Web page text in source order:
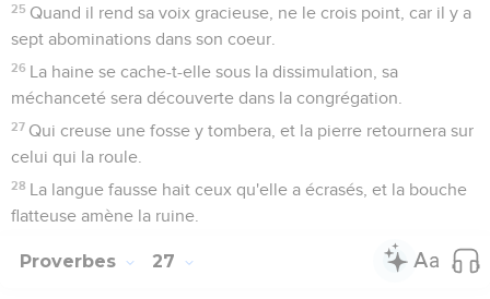
25 Quand il rend sa voix gracieuse, ne le crois point, car il y a
sept abominations dans son coeur.
26 La haine se cache-t-elle sous la dissimulation, sa
méchanceté sera découverte dans la congrégation.
27 Qui creuse une fosse y tombera, et la pierre retournera sur
celui qui la roule.
28 La langue fausse hait ceux qu'elle a écrasés, et la bouche
flatteuse amène la ruine.
Proverbes 27